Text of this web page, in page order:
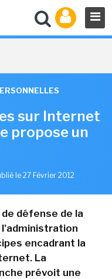
sur Internet
propose un
le 27 Février 2012
défense de la
encadrant la
La
prévoit une